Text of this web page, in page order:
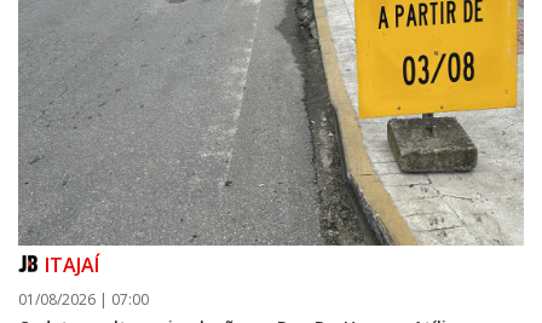
ITAJAÍ
01/08/2026 | 07:00